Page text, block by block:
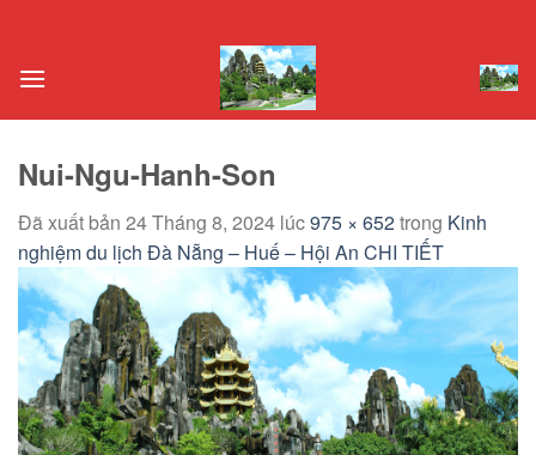
nội
Nui-Ngu-Hanh-Son
Đã xuất bản 24 Tháng 8, 2024 lúc975 × 652trong Kinh
nghiệm du lịch Đà Nẵng – Huế – Hội An CHI TIẾT